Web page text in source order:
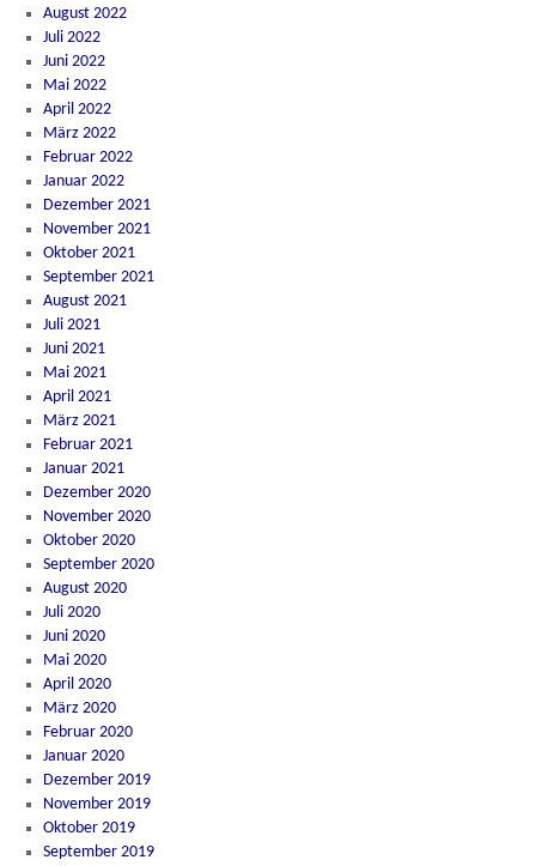
August 2022
Juli 2022
Juni 2022
Mai 2022
April 2022
März 2022
Februar 2022
Januar 2022
Dezember 2021
November 2021
Oktober 2021
September 2021
August 2021
Juli 2021
Juni 2021
Mai 2021
April 2021
März 2021
Februar 2021
Januar 2021
Dezember 2020
November 2020
Oktober 2020
September 2020
August 2020
Juli 2020
Juni 2020
Mai 2020
April 2020
März 2020
Februar 2020
Januar 2020
Dezember 2019
November 2019
Oktober 2019
September 2019